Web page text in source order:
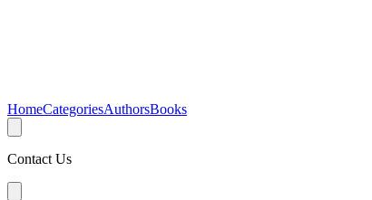
HomeCategoriesAuthorsBooks
Contact Us